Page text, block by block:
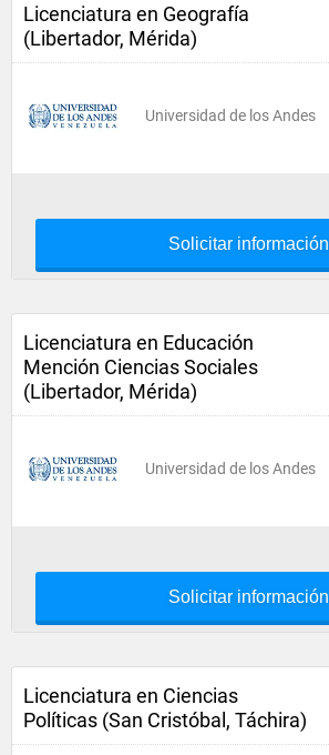
Licenciatura en Geografía
(Libertador, Mérida)
Universidad de los Andes
Solicitar información
Licenciatura en Educación
Mención Ciencias Sociales
(Libertador, Mérida)
Universidad de los Andes
Solicitar información
Licenciatura en Ciencias
Políticas (San Cristóbal, Táchira)